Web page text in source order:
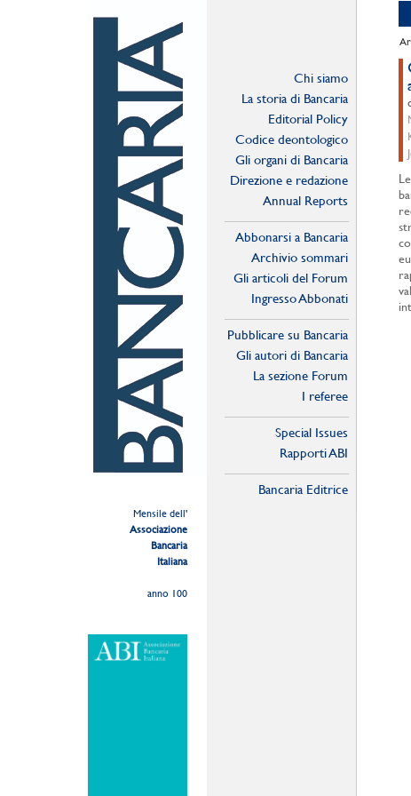
Mensile dell'
Associazione
Bancaria
Italiana
anno 100
Chi siamo
La storia di Bancaria
Editorial Policy
Codice deontologico
Gli organi di Bancaria
Direzione e redazione
Annual Reports
Abbonarsi a Bancaria
Archivio sommari
Gli articoli del Forum
Ingresso Abbonati
Pubblicare su Bancaria
Gli autori di Bancaria
La sezione Forum
I referee
Special Issues
Rapporti ABI
Bancaria Editrice